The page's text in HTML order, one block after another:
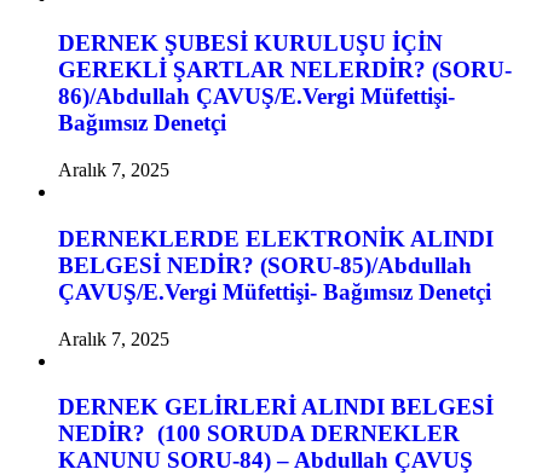
DERNEK ŞUBESİ KURULUŞU İÇİN
GEREKLİ ŞARTLAR NELERDİR? (SORU-
86)/Abdullah ÇAVUŞ/E.Vergi Müfettişi-
Bağımsız Denetçi
Aralık 7, 2025
DERNEKLERDE ELEKTRONİK ALINDI
BELGESİ NEDİR? (SORU-85)/Abdullah
ÇAVUŞ/E.Vergi Müfettişi- Bağımsız Denetçi
Aralık 7, 2025
DERNEK GELİRLERİ ALINDI BELGESİ
NEDİR? (100 SORUDA DERNEKLER
KANUNU SORU-84) – Abdullah ÇAVUŞ